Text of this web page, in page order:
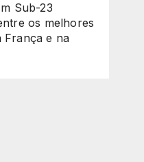
Sub-23
os melhores
França e na